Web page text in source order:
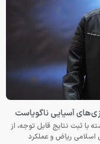
با ثبت نتایج قابل توجه، از
ریاض و عملکرد